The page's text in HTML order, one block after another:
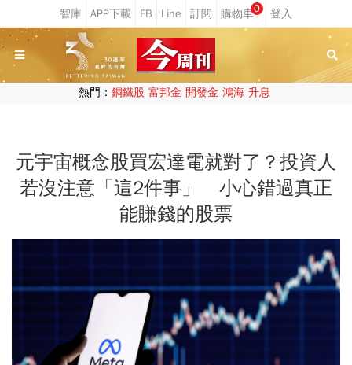
0
熱門： 鋼鐵股 富邦金 開發金 鴻海 升息
元宇宙概念股買宏達電就對了？投資人
若沒注意「這2件事」 小心錯過真正
能賺錢的股票